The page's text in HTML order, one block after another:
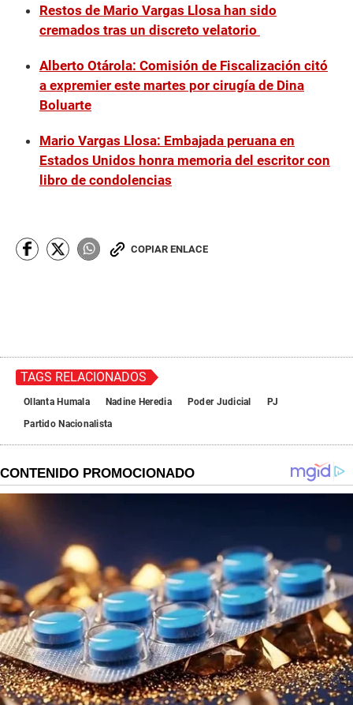
Restos de Mario Vargas Llosa han sido
cremados tras un discreto velatorio
Alberto Otárola: Comisión de Fiscalización citó
a expremier este martes por cirugía de Dina
Boluarte
Mario Vargas Llosa: Embajada peruana en
Estados Unidos honra memoria del escritor con
libro de condolencias
COPIAR ENLACE
TAGS RELACIONADOS
Ollanta Humala Nadine Heredia Poder Judicial
PJ
Partido Nacionalista